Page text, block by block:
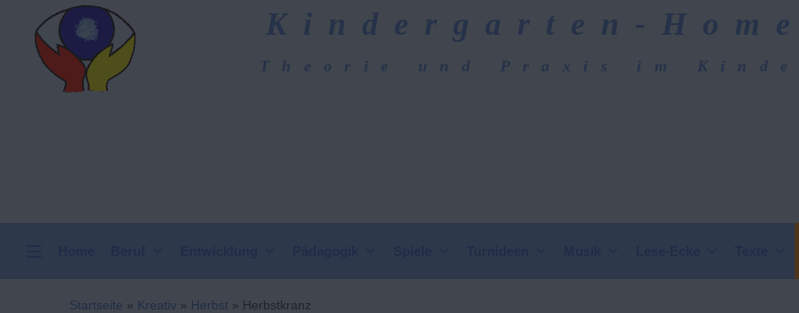
springen
Kindergarten-
Theorie und Praxis im
Startseite » Kreativ » Herbst » Herbstkranz